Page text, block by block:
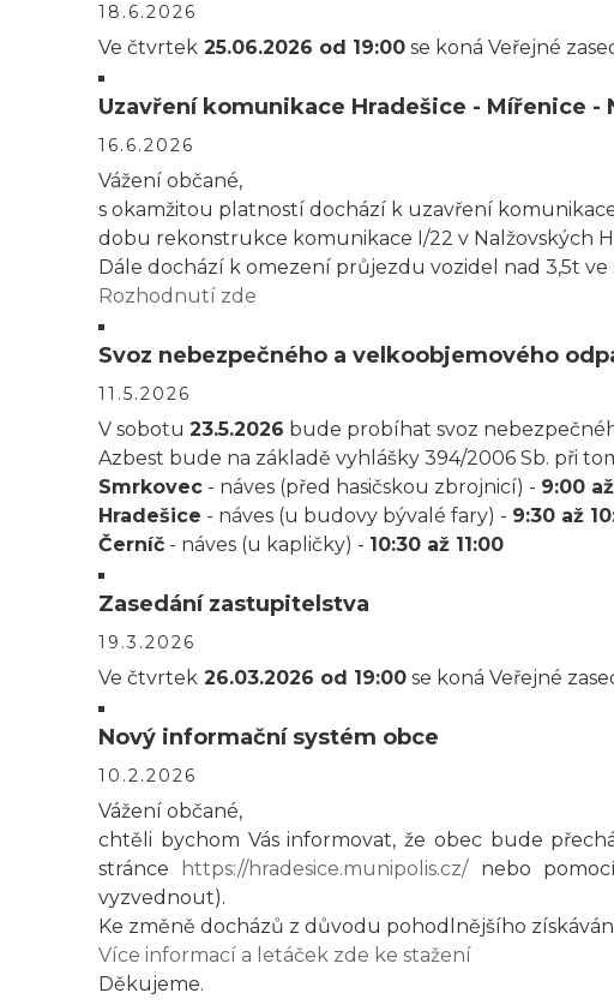
18.6.2026
Ve čtvrtek 25.06.2026 od 19:00 se koná Veřejné
Uzavření komunikace Hradešice - Mířenice -
16.6.2026
Vážení občané,
s okamžitou platností dochází k uzavření
dobu rekonstrukce komunikace I/22 v Nalžovských
Dále dochází k omezení průjezdu vozidel nad 3,5t
Rozhodnutí zde
Svoz nebezpečného a velkoobjemového
11.5.2026
V sobotu 23.5.2026 bude probíhat svoz
Azbest bude na základě vyhlášky 394/2006 Sb. při
Smrkovec - náves (před hasičskou zbrojnicí) - 9:00
Hradešice - náves (u budovy bývalé fary) - 9:30 až
Černíč - náves (u kapličky) - 10:30 až 11:00
Zasedání zastupitelstva
19.3.2026
Ve čtvrtek 26.03.2026 od 19:00 se koná Veřejné
Nový informační systém obce
10.2.2026
Vážení občané,
chtěli bychom Vás informovat, že obec bude
stránce
https://hradesice.munipolis.cz/ nebo
vyzvednout).
Ke změně docházů z důvodu pohodlnějšího
Více informací a letáček zde ke stažení
Děkujeme.